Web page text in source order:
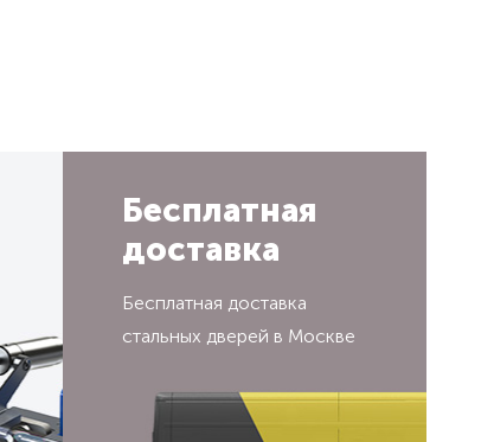
Бесплатная
доставка
Бесплатная доставка
стальных дверей в Москве